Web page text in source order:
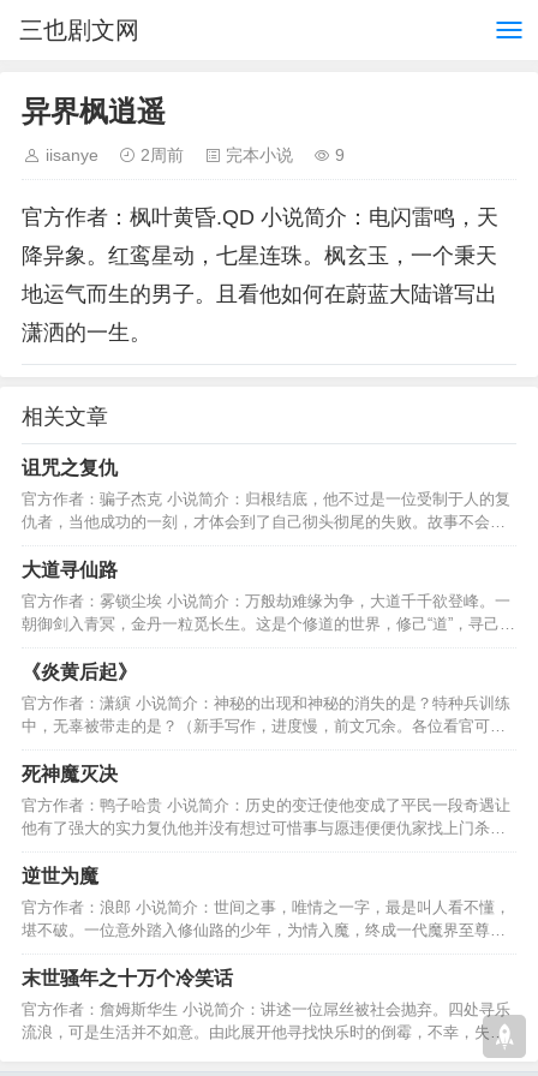
三也剧文网
异界枫逍遥
iisanye 2周前 完本小说 9
官方作者：枫叶黄昏.QD 小说简介：电闪雷鸣，天
降异象。红鸾星动，七星连珠。枫玄玉，一个秉天
地运气而生的男子。且看他如何在蔚蓝大陆谱写出
潇洒的一生。
相关文章
诅咒之复仇
官方作者：骗子杰克 小说简介：归根结底，他不过是一位受制于人的复
仇者，当他成功的一刻，才体会到了自己彻头彻尾的失败。故事不会很
长，应该偏重于情节。…
大道寻仙路
官方作者：雾锁尘埃 小说简介：万般劫难缘为争，大道千千欲登峰。一
朝御剑入青冥，金丹一粒觅长生。这是个修道的世界，修己“道”，寻己
“仙”星空下的舞动。…
《炎黄后起》
官方作者：潇縯 小说简介：神秘的出现和神秘的消失的是？特种兵训练
中，无辜被带走的是？（新手写作，进度慢，前文冗余。各位看官可休
息读作，不适合追逐。）…
死神魔灭决
官方作者：鸭子哈贵 小说简介：历史的变迁使他变成了平民一段奇遇让
他有了强大的实力复仇他并没有想过可惜事与愿违便便仇家找上门杀戮
杀戮除了杀戮还是杀戮…
逆世为魔
官方作者：浪郎 小说简介：世间之事，唯情之一字，最是叫人看不懂，
堪不破。一位意外踏入修仙路的少年，为情入魔，终成一代魔界至尊。
纵横天下，无人能及！…
末世骚年之十万个冷笑话
官方作者：詹姆斯华生 小说简介：讲述一位屌丝被社会抛弃。四处寻乐
流浪，可是生活并不如意。由此展开他寻找快乐时的倒霉，不幸，失